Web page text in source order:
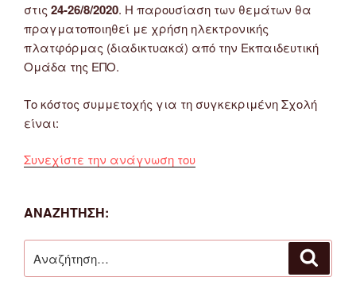
στις 24-26/8/2020. Η παρουσίαση των θεμάτων θα
πραγματοποιηθεί με χρήση ηλεκτρονικής
πλατφόρμας (διαδικτυακά) από την Εκπαιδευτική
Ομάδα της ΕΠΟ.
Το κόστος συμμετοχής για τη συγκεκριμένη Σχολή
είναι:
Συνεχίστε την ανάγνωση του“Σχολή
από
ΑΝΑΖΉΤΗΣΗ:
για: